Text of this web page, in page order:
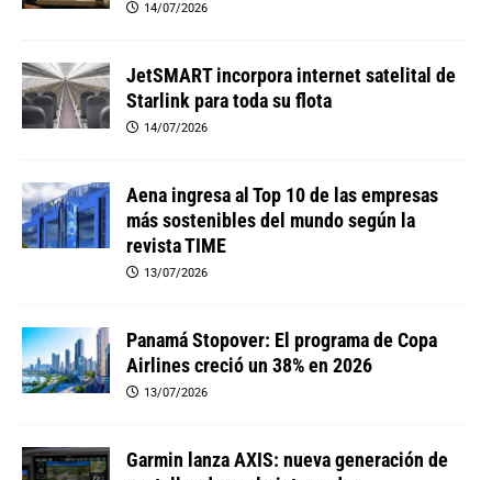
14/07/2026
JetSMART incorpora internet satelital de
Starlink para toda su flota
14/07/2026
Aena ingresa al Top 10 de las empresas
más sostenibles del mundo según la
revista TIME
13/07/2026
Panamá Stopover: El programa de Copa
Airlines creció un 38% en 2026
13/07/2026
Garmin lanza AXIS: nueva generación de